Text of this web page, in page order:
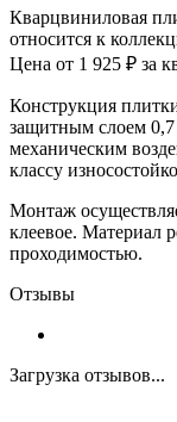
Кварцвиниловая
относится к
Цена от 1 925 ₽ за
Конструкция
защитным слоем
механическим
классу
Монтаж
клеевое. Материал
проходимостью.
Отзывы
Загрузка отзывов...